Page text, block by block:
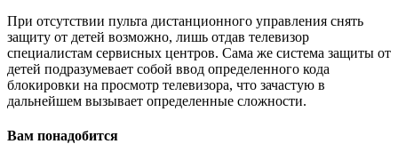
При отсутствии пульта дистанционного управления снять
защиту от детей возможно, лишь отдав телевизор
специалистам сервисных центров. Сама же система защиты от
детей подразумевает собой ввод определенного кода
блокировки на просмотр телевизора, что зачастую в
дальнейшем вызывает определенные сложности.
Вам понадобится